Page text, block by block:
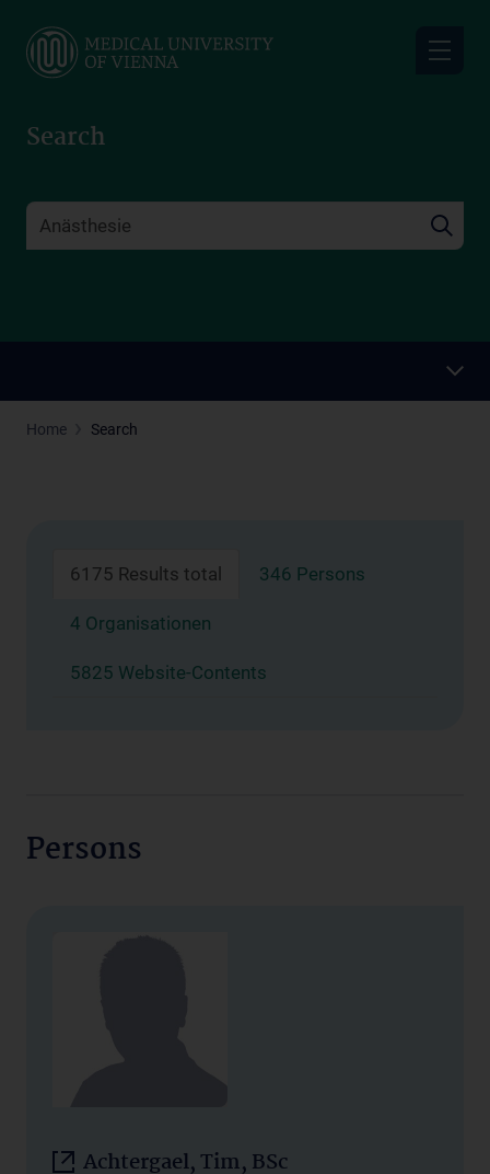
main
Search
Home Search
6175 Results total 346 Persons
4 Organisationen
5825 Website-Contents
Persons
Achtergael, Tim, BSc